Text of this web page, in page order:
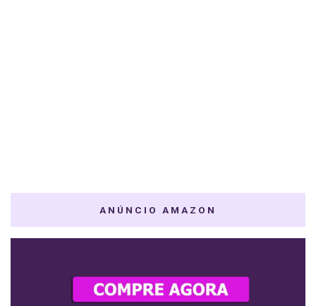
ANÚNCIO AMAZON